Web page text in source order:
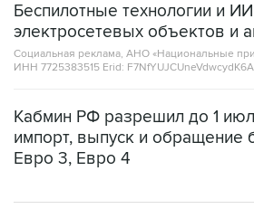
Беспилотные технологии и
электросетевых объектов и
Социальная реклама, АНО «Национальные
ИНН 7725383515 Erid: F7NfYUJCUneVdwcydK6A
Кабмин РФ разрешил до 1
импорт, выпуск и обращение
Евро 3, Евро 4